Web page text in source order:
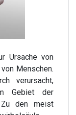
Ursache von
Menschen.
verursacht,
Gebiet der
Zu den meist